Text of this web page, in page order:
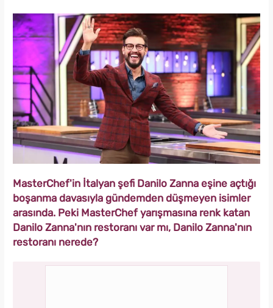
MasterChef'in İtalyan şefi Danilo Zanna eşine açtığı
boşanma davasıyla gündemden düşmeyen isimler
arasında. Peki MasterChef yarışmasına renk katan
Danilo Zanna'nın restoranı var mı, Danilo Zanna'nın
restoranı nerede?